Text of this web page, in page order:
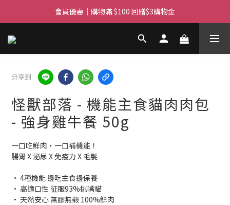
滿$450免費送貨上門 I 滿$350免運 順豐自取
會員優惠｜購物滿 $100 回贈$3購物金
滿$450免費送貨上門 I 滿$350免運 順豐自取
分享到
怪獸部落 - 機能主食貓肉肉包
- 強身雞牛餐 50g
一口吃鮮肉，一口補機能！
腸胃 X 泌尿 X 免疫力 X 毛髮
• 4種機能 邊吃主食邊保養
• 高適口性 征服93%挑嘴貓
• 天然安心 無膠無榖 100%鮮肉